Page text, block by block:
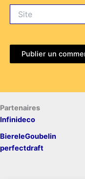
Partenaires
Infinideco
BiereleGoubelin
perfectdraft